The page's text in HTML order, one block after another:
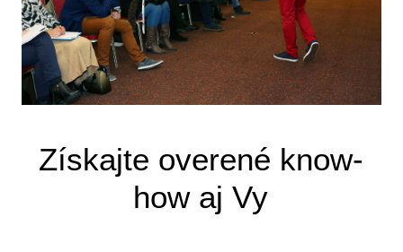
Získajte overené know-
how aj Vy